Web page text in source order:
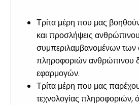
Τρίτα μέρη που μας
και προσλήψεις
συμπεριλαμβανομένων
πληροφοριών ανθρώπινου
εφαρμογών.
Τρίτα μέρη που μας
τεχνολογίας πληροφοριών,